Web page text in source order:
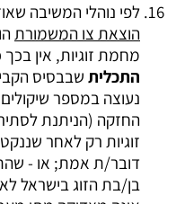
לפי נוהלי המשיבה
הוצאת צו המשמורת
מחמת זוגיות, אין
התכלית שבבסיס
נעוצה במספר
החזקה (הניתנת
זוגיות רק לאחר
דובר/ת אמת; או -
בן/בת הזוג בישראל